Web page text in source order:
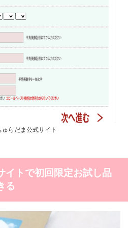
ゅらだま公式サイト
イトで初回限定お試し品
る